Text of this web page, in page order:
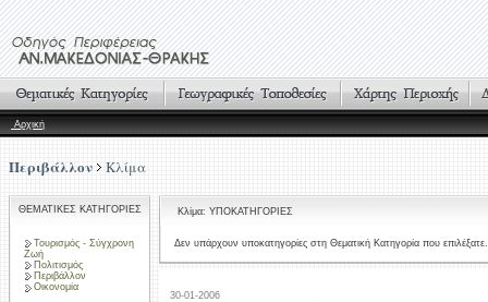
Αρχική
Περιβάλλον Κλίμα
ΘΕΜΑΤΙΚΕΣ ΚΑΤΗΓΟΡΙΕΣ
Τουρισμός - Σύγχρονη
Ζωή
Πολιτισμός
Περιβάλλον
Οικονομία
Κλίμα: ΥΠΟΚΑΤΗΓΟΡΙΕΣ
Δεν υπάρχουν υποκατηγορίες στη Θεματική Κατηγορία που επιλέξατε.
30-01-2006